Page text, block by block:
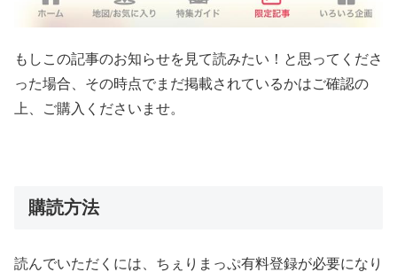
もしこの記事のお知らせを見て読みたい！と思ってくださ
った場合、その時点でまだ掲載されているかはご確認の
上、ご購入くださいませ。
購読方法
読んでいただくには、ちぇりまっぷ有料登録が必要になり